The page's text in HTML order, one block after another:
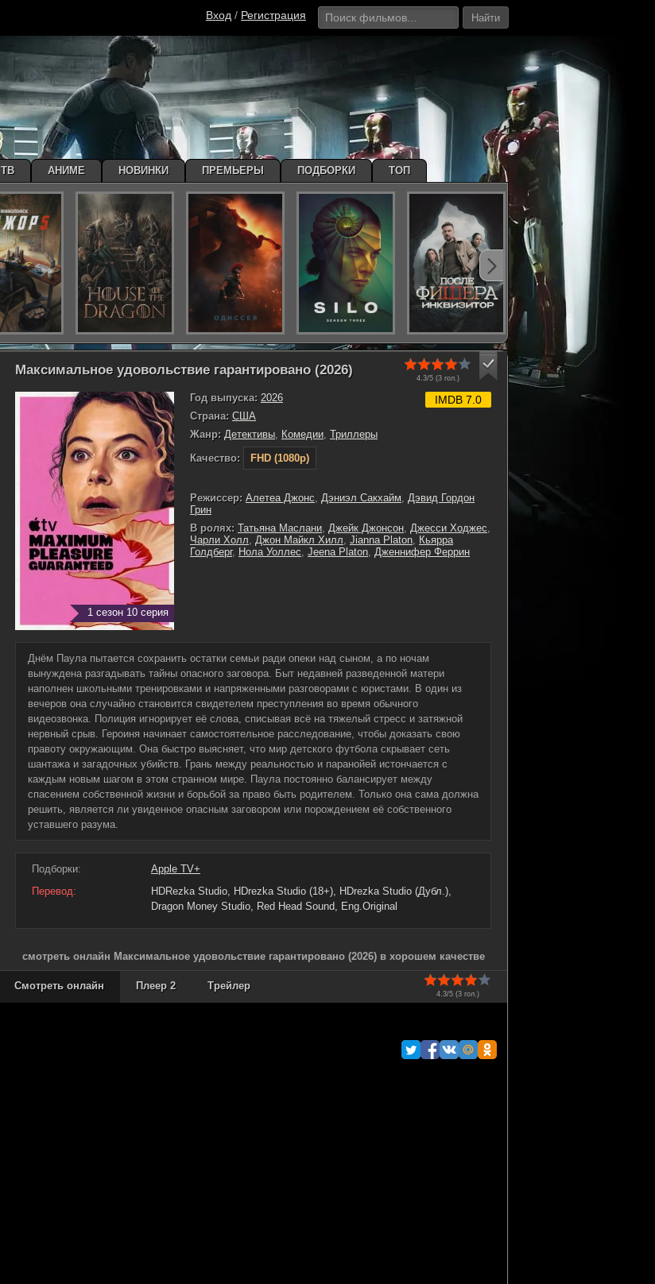
Вход / Регистрация Найти
Максимальное удовольствие гарантировано (2026)
4.3/5 (3гол.)
1 сезон 10 серия
Год выпуска: 2026
Страна: США
Жанр: Детективы, Комедии, Триллеры
Качество:
FHD (1080p)
IMDB 7.0
Режиссер: Алетеа Джонс, Дэниэл Сакхайм, Дэвид Гордон
Грин
В ролях: Татьяна Маслани, Джейк Джонсон, Джесси Ходжес,
Чарли Холл, Джон Майкл Хилл, Jianna Platon, Кьярра
Голдберг, Нола Уоллес, Jeena Platon, Дженнифер Феррин
Днём Паула пытается сохранить остатки семьи ради опеки над сыном, а по ночам
вынуждена разгадывать тайны опасного заговора. Быт недавней разведенной матери
наполнен школьными тренировками и напряженными разговорами с юристами. В один из
вечеров она случайно становится свидетелем преступления во время обычного
видеозвонка. Полиция игнорирует её слова, списывая всё на тяжелый стресс и затяжной
нервный срыв. Героиня начинает самостоятельное расследование, чтобы доказать свою
правоту окружающим. Она быстро выясняет, что мир детского футбола скрывает сеть
шантажа и загадочных убийств. Грань между реальностью и паранойей истончается с
каждым новым шагом в этом странном мире. Паула постоянно балансирует между
спасением собственной жизни и борьбой за право быть родителем. Только она сама должна
решить, является ли увиденное опасным заговором или порождением её собственного
уставшего разума.
Подборки:
Apple TV+
Перевод:
HDRezka Studio, HDrezka Studio (18+), HDrezka Studio (Дубл.),
Dragon Money Studio, Red Head Sound, Eng.Original
смотреть онлайн Максимальное удовольствие гарантировано (2026) в хорошем качестве
4.3/5 (3гол.)
Смотреть онлайн Плеер 2 Трейлер
ТВ АНИМЕ НОВИНКИ ПРЕМЬЕРЫ ПОДБОРКИ ТОП